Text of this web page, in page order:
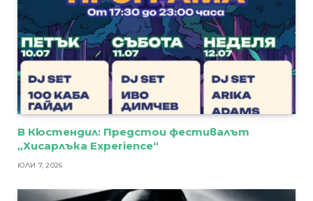
В Кюстендил: Предстои фестивалът
„Хисарлъка Experience“
ЮЛИ 7, 2026